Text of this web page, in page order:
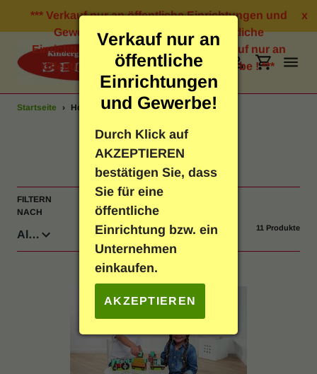
Verkauf nur an
öffentliche
Einrichtungen
und Gewerbe!
Durch Klick auf
AKZEPTIEREN
bestätigen Sie, dass
Sie für eine
öffentliche
Einrichtung bzw. ein
Unternehmen
einkaufen.
AKZEPTIEREN
Direkt
Inhalt
*** Verkauf nur an öffentliche Einrichtungen und
Gewerbe ! *** Verkauf nur an öffentliche
Einrichtungen und Gewerbe ! *** Verkauf nur an
öffentliche Einrichtungen und Gewerbe ! ***
x
SuchenEinloggen
Schreibwaren
Geschenkartikel
Spielen & Lernen
Indoor & Outdoor
Startseite › Holz Puzzle
S
a
m
m
l
u
n
:
Holz Puzzle
FILTERN
NACH
SORTIEREN
NACH
11 Produkte